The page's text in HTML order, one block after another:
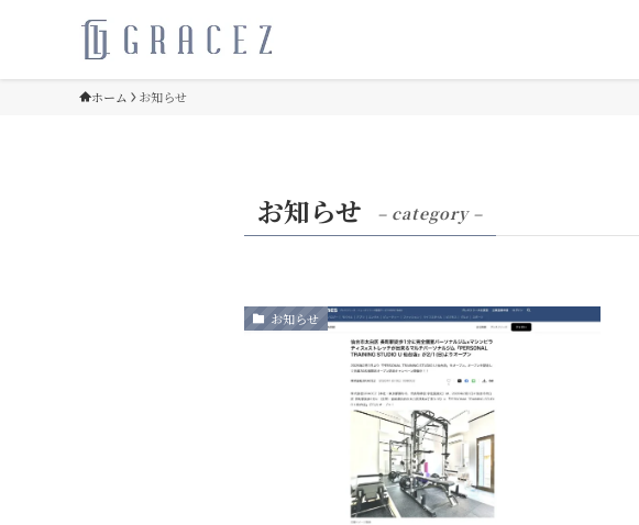
ホーム お知らせ
お知らせ – category –
お知らせ